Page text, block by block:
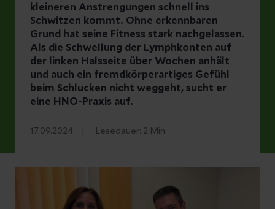
kleineren Anstrengungen schnell ins
Schwitzen kommt. Ohne erkennbaren
Grund hat seine Fitness stark nachgelassen.
Als die Schwellung der Lymphkonten auf
der linken Halsseite über Wochen anhält
und auch ein fremdkörperartiges Gefühl
beim Schlucken nicht weggeht, sucht er
eine HNO-Praxis auf.
17.09.2024 Lesedauer: 2 Min.